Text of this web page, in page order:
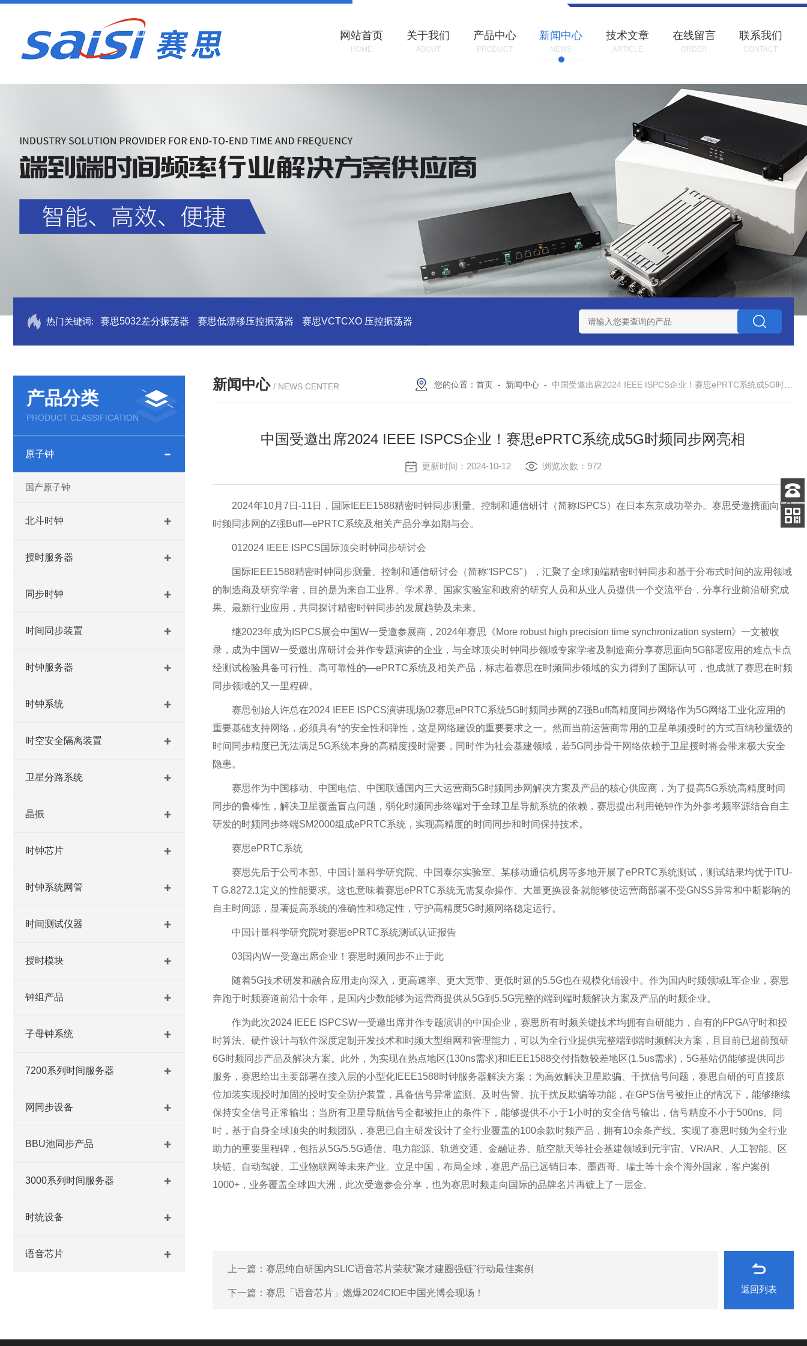
网站首页
HOME
关于我们
ABOUT
产品中心
PRODUCT
新闻中心
NEWS
技术文章
ARTICLE
在线留言
ORDER
联系我们
CONTACT
热门关键词: 赛思5032差分振荡器 赛思低漂移压控振荡器 赛思VCTCXO 压控振荡器 赛思北斗终端压控晶振 赛思高频石英无源晶体谐振器
产品分类
PRODUCT CLASSIFICATION
原子钟
国产原子钟
北斗时钟
授时服务器
同步时钟
时间同步装置
时钟服务器
时钟系统
时空安全隔离装置
卫星分路系统
晶振
时钟芯片
时钟系统网管
时间测试仪器
授时模块
钟组产品
子母钟系统
7200系列时间服务器
网同步设备
BBU池同步产品
3000系列时间服务器
时统设备
语音芯片
新闻中心 / NEWS CENTER 您的位置：首页 - 新闻中心 - 中国受邀出席2024 IEEE ISPCS企业！赛思ePRTC系统成5G时频同步网亮相
中国受邀出席2024 IEEE ISPCS企业！赛思ePRTC系统成5G时频同步网亮相
更新时间：2024-10-12 浏览次数：972
2024年10月7日-11日，国际IEEE1588精密时钟同步测量、控制和通信研讨（简称ISPCS）在日本东京成功举办。赛思受邀携面向5G
时频同步网的Z强Buff—ePRTC系统及相关产品分享如期与会。
012024 IEEE ISPCS国际顶尖时钟同步研讨会
国际IEEE1588精密时钟同步测量、控制和通信研讨会（简称“ISPCS"），汇聚了全球顶端精密时钟同步和基于分布式时间的应用领域
的制造商及研究学者，目的是为来自工业界、学术界、国家实验室和政府的研究人员和从业人员提供一个交流平台，分享行业前沿研究成
果、最新行业应用，共同探讨精密时钟同步的发展趋势及未来。
继2023年成为ISPCS展会中国W一受邀参展商，2024年赛思《More robust high precision time synchronization system》一文被收
录，成为中国W一受邀出席研讨会并作专题演讲的企业，与全球顶尖时钟同步领域专家学者及制造商分享赛思面向5G部署应用的难点卡点
经测试检验具备可行性、高可靠性的—ePRTC系统及相关产品，标志着赛思在时频同步领域的实力得到了国际认可，也成就了赛思在时频
同步领域的又一里程碑。
赛思创始人许总在2024 IEEE ISPCS演讲现场02赛思ePRTC系统5G时频同步网的Z强Buff高精度同步网络作为5G网络工业化应用的
重要基础支持网络，必须具有*的安全性和弹性，这是网络建设的重要要求之一。然而当前运营商常用的卫星单频授时的方式百纳秒量级的
时间同步精度已无法满足5G系统本身的高精度授时需要，同时作为社会基建领域，若5G同步骨干网络依赖于卫星授时将会带来极大安全
隐患。
赛思作为中国移动、中国电信、中国联通国内三大运营商5G时频同步网解决方案及产品的核心供应商，为了提高5G系统高精度时间
同步的鲁棒性，解决卫星覆盖盲点问题，弱化时频同步终端对于全球卫星导航系统的依赖，赛思提出利用铯钟作为外参考频率源结合自主
研发的时频同步终端SM2000组成ePRTC系统，实现高精度的时间同步和时间保持技术。
赛思ePRTC系统
赛思先后于公司本部、中国计量科学研究院、中国泰尔实验室、某移动通信机房等多地开展了ePRTC系统测试，测试结果均优于ITU-
T G.8272.1定义的性能要求。这也意味着赛思ePRTC系统无需复杂操作、大量更换设备就能够使运营商部署不受GNSS异常和中断影响的
自主时间源，显著提高系统的准确性和稳定性，守护高精度5G时频网络稳定运行。
中国计量科学研究院对赛思ePRTC系统测试认证报告
03国内W一受邀出席企业！赛思时频同步不止于此
随着5G技术研发和融合应用走向深入，更高速率、更大宽带、更低时延的5.5G也在规模化铺设中。作为国内时频领域L军企业，赛思
奔跑于时频赛道前沿十余年，是国内少数能够为运营商提供从5G到5.5G完整的端到端时频解决方案及产品的时频企业。
作为此次2024 IEEE ISPCSW一受邀出席并作专题演讲的中国企业，赛思所有时频关键技术均拥有自研能力，自有的FPGA守时和授
时算法、硬件设计与软件深度定制开发技术和时频大型组网和管理能力，可以为全行业提供完整端到端时频解决方案，且目前已超前预研
6G时频同步产品及解决方案。此外，为实现在热点地区(130ns需求)和IEEE1588交付指数较差地区(1.5us需求)，5G基站仍能够提供同步
服务，赛思给出主要部署在接入层的小型化IEEE1588时钟服务器解决方案；为高效解决卫星欺骗、干扰信号问题，赛思自研的可直接原
位加装实现授时加固的授时安全防护装置，具备信号异常监测、及时告警、抗干扰反欺骗等功能，在GPS信号被拒止的情况下，能够继续
保持安全信号正常输出；当所有卫星导航信号全都被拒止的条件下，能够提供不小于1小时的安全信号输出，信号精度不小于500ns。同
时，基于自身全球顶尖的时频团队，赛思已自主研发设计了全行业覆盖的100余款时频产品，拥有10余条产线。实现了赛思时频为全行业
助力的重要里程碑，包括从5G/5.5G通信、电力能源、轨道交通、金融证券、航空航天等社会基建领域到元宇宙、VR/AR、人工智能、区
块链、自动驾驶、工业物联网等未来产业。立足中国，布局全球，赛思产品已远销日本、墨西哥、瑞士等十余个海外国家，客户案例
1000+，业务覆盖全球四大洲，此次受邀参会分享，也为赛思时频走向国际的品牌名片再镀上了一层金。
上一篇： 赛思纯自研国内SLIC语音芯片荣获“聚才建圈强链”行动最佳案例
下一篇： 赛思「语音芯片」燃爆2024CIOE中国光博会现场！ 返回列表
客服
电话